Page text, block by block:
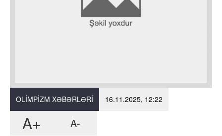
OLIMPIZM XƏBƏRLƏRI 16.11.2025, 12:22
A+ A-